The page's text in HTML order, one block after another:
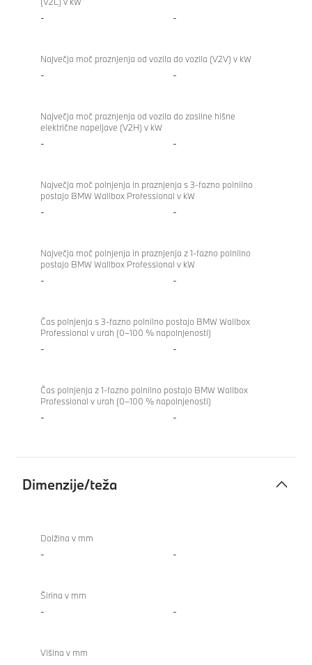
Coupé
- -
Največja moč praznjenja od vozila do vozila (V2V) v kW
- -
Največja moč praznjenja od vozila do zasilne hišne
električne napeljave (V2H) v kW
- -
Največja moč polnjenja in praznjenja s 3-fazno polnilno
postajo BMW Wallbox Professional v kW
- -
Največja moč polnjenja in praznjenja z 1-fazno polnilno
postajo BMW Wallbox Professional v kW
- -
Čas polnjenja s 3-fazno polnilno postajo BMW Wallbox
Professional v urah (0–100 % napolnjenosti)
- -
Čas polnjenja z 1-fazno polnilno postajo BMW Wallbox
Professional v urah (0–100 % napolnjenosti)
- -
Dimenzije/teža
Gran
Coupé
Dolžina v mm
- -
Širina v mm
- -
Višina v mm